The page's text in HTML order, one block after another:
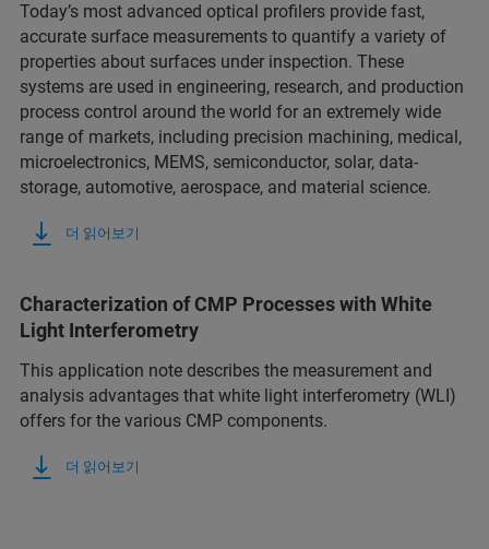
Today’s most advanced optical profilers provide fast,
accurate surface measurements to quantify a variety of
properties about surfaces under inspection. These
systems are used in engineering, research, and production
process control around the world for an extremely wide
range of markets, including precision machining, medical,
microelectronics, MEMS, semiconductor, solar, data-
storage, automotive, aerospace, and material science.
더 읽어보기
Characterization of CMP Processes with White
Light Interferometry
This application note describes the measurement and
analysis advantages that white light interferometry (WLI)
offers for the various CMP components.
더 읽어보기